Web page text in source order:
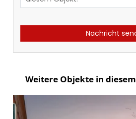
Nachricht
Weitere Objekte in